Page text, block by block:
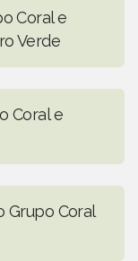
Coral e
Verde
Coral e
Grupo Coral